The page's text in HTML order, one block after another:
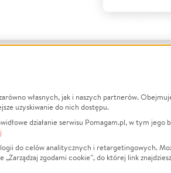
O nas
Opinie
Raporty
Za darmo
własnych, jak i naszych partnerów.
uzyskiwanie do nich dostępu.
działanie serwisu Pomagam.pl, w tym
do celów analitycznych i retargetingowych.
zgodami cookie”, do której link